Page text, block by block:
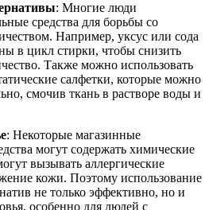
: Многие люди
средства для борьбы со
Например, уксус или сода
в цикл стирки, чтобы снизить
Также можно использовать
салфетки, которые можно
смочив ткань в растворе воды и
: Некоторые магазинные
могут содержать химические
вызывать аллергические
кожи. Поэтому использование
не только эффективно, но и
особенно для людей с